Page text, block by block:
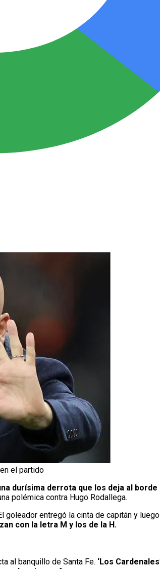
el partido
durísima derrota que los deja al
polémica contra Hugo Rodallega.
goleador entregó la cinta de capitán y
con la letra M y los de la H.
al banquillo de Santa Fe. ‘Los